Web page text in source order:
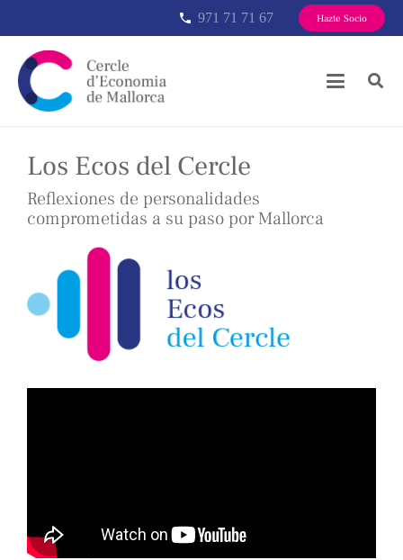
phone 971 71 71 67 Hazte Socio
Los Ecos del Cercle
Reflexiones de personalidades
comprometidas a su paso por Mallorca